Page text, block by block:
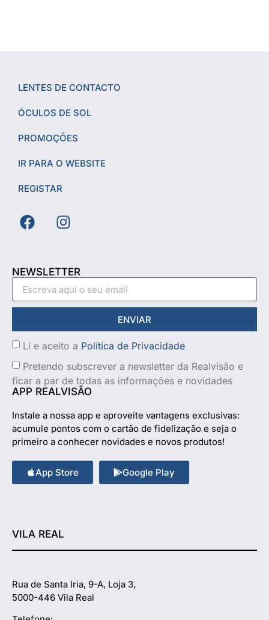
LENTES DE CONTACTO
ÓCULOS DE SOL
PROMOÇÕES
IR PARA O WEBSITE
REGISTAR
NEWSLETTER
Li e aceito a Política de Privacidade
Pretendo subscrever a newsletter da Realvisão e
ficar a par de todas as informações e novidades
ENVIAR
APP REALVISÃO
Instale a nossa app e aproveite vantagens exclusivas:
acumule pontos com o cartão de fidelização e seja o
primeiro a conhecer novidades e novos produtos!
App Store Google Play
VILA REAL
Rua de Santa Iria, 9-A, Loja 3,
5000-446 Vila Real